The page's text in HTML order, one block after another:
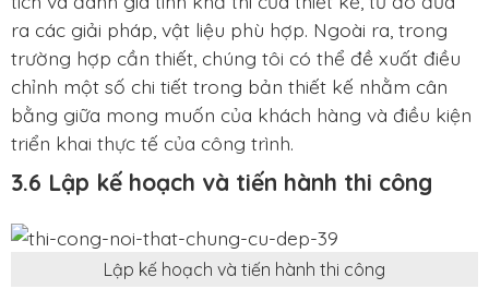
ra các giải pháp, vật liệu phù hợp. Ngoài ra, trong
trường hợp cần thiết, chúng tôi có thể đề xuất điều
chỉnh một số chi tiết trong bản thiết kế nhằm cân
bằng giữa mong muốn của khách hàng và điều kiện
triển khai thực tế của công trình.
3.6 Lập kế hoạch và tiến hành thi công
Lập kế hoạch và tiến hành thi công